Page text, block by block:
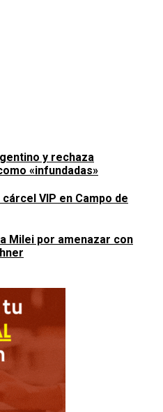
y rechaza
«infundadas»
VIP en Campo de
Milei por amenazar con